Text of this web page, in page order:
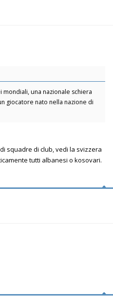
una nazionale schiera
giocatore nato nella nazione di
squadre di club, vedi la svizzera
tutti albanesi o kosovari.